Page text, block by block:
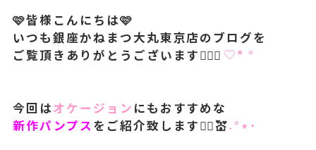
🩷皆様こんにちは🩷
いつも銀座かねまつ大丸東京店のブログを
ご覧頂きありがとうございます🙇🏻‍♀️︎ ♡‬* °
今回はオケージョン にもおすすめな
新作パンプス をご紹介致します💁‍♀️💒˖°⋆˙